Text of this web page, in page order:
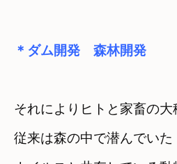
＊ダム開発　森林開発
それによりヒトと家畜の大
従来は森の中で潜んでいた